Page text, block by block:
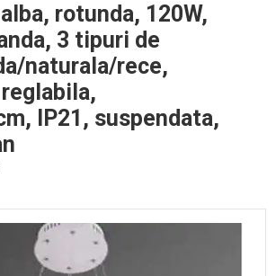
rotunda, 120W,
3 tipuri de
naturala/rece,
IP21, suspendata,